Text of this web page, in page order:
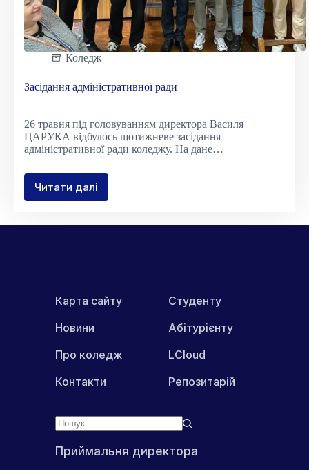
Коледж
Засідання адміністративної ради
26 травня під головуванням директора Василя
ЦАРУКА відбулось щотижневе засідання
адміністративної ради коледжу. На дане…
Читати далі
Засідання
адміністративної
Приймальня директора
Карта сайту
Новини
Про коледж
Контакти
Студенту
Абітурієнту
LCloud
Репозитарій